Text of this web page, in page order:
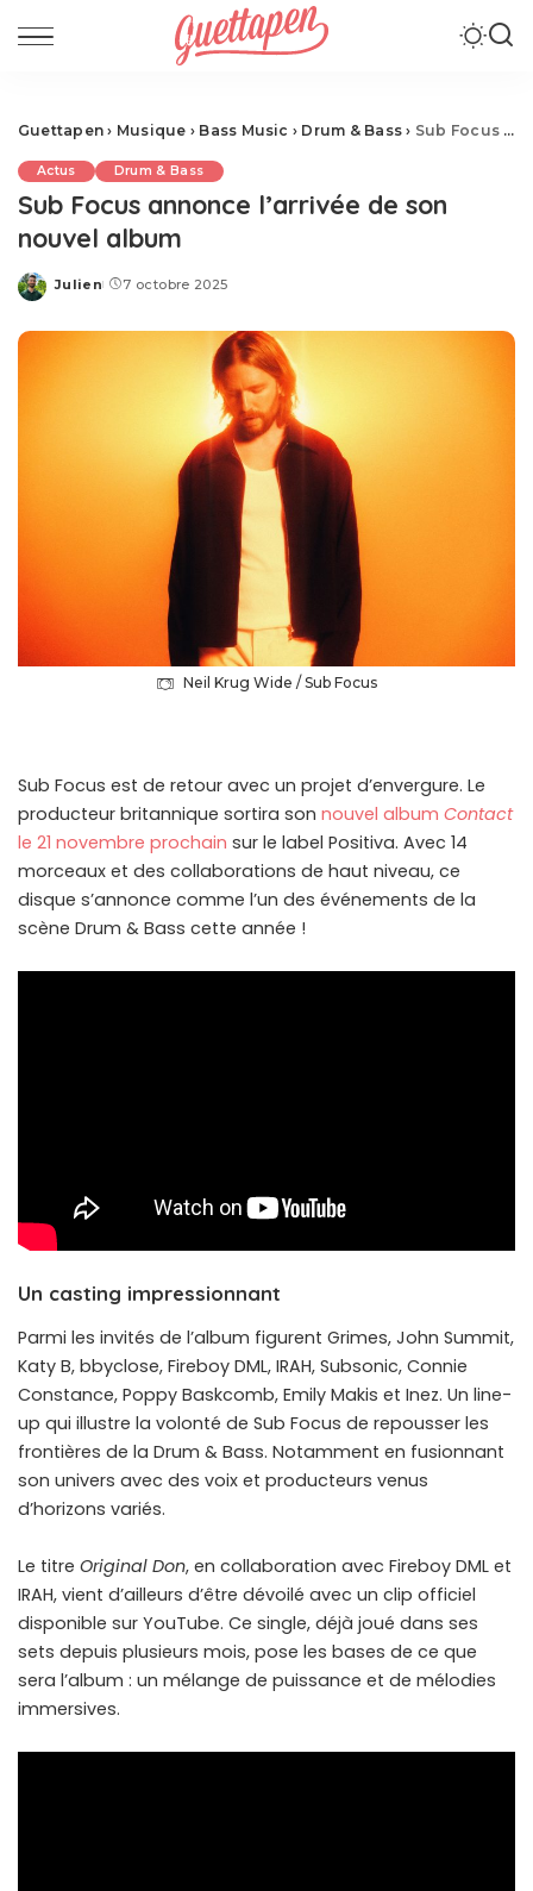
Guettapen › Musique › Bass Music › Drum & Bass › Sub Focus annonce l’arrivée de son nouvel album
Actus Drum & Bass
Sub Focus annonce l’arrivée de son
nouvel album
Posted
Julien 7 octobre 2025
Neil Krug Wide / Sub Focus
Sub Focus est de retour avec un projet d’envergure. Le
producteur britannique sortira son nouvel album Contact
le 21 novembre prochain sur le label Positiva. Avec 14
morceaux et des collaborations de haut niveau, ce
disque s’annonce comme l’un des événements de la
scène Drum & Bass cette année !
Un casting impressionnant
Parmi les invités de l’album figurent Grimes, John Summit,
Katy B, bbyclose, Fireboy DML, IRAH, Subsonic, Connie
Constance, Poppy Baskcomb, Emily Makis et Inez. Un line-
up qui illustre la volonté de Sub Focus de repousser les
frontières de la Drum & Bass. Notamment en fusionnant
son univers avec des voix et producteurs venus
d’horizons variés.
Le titre Original Don, en collaboration avec Fireboy DML et
IRAH, vient d’ailleurs d’être dévoilé avec un clip officiel
disponible sur YouTube. Ce single, déjà joué dans ses
sets depuis plusieurs mois, pose les bases de ce que
sera l’album : un mélange de puissance et de mélodies
immersives.